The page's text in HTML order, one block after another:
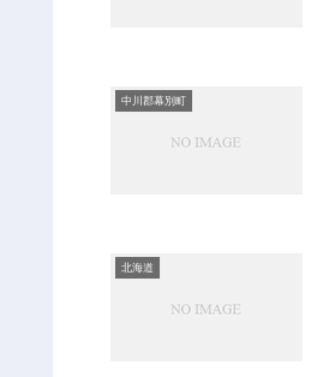
中川郡幕別町
北海道